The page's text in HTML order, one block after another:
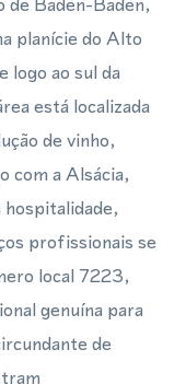
planície do Alto
ao sul da
está localizada
de vinho,
com a Alsácia,
hospitalidade,
profissionais se
local 7223,
genuína para
de